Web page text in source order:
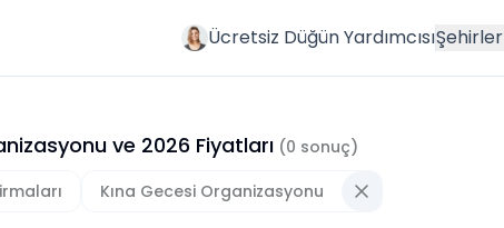
Ücretsiz Düğün YardımcısıŞehirler
ve 2026 Fiyatları (0 sonuç)
Kına Gecesi Organizasyonu